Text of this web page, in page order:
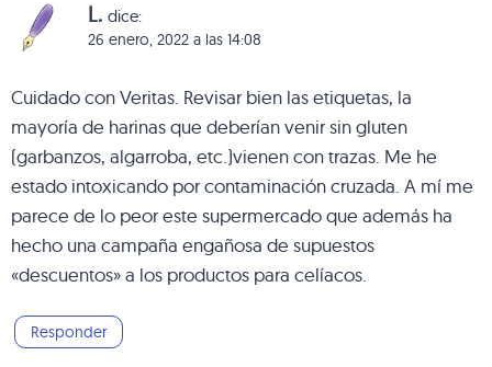
L. dice:
26 enero, 2022 a las 14:08
Cuidado con Veritas. Revisar bien las etiquetas, la
mayoría de harinas que deberían venir sin gluten
(garbanzos, algarroba, etc.)vienen con trazas. Me he
estado intoxicando por contaminación cruzada. A mí me
parece de lo peor este supermercado que además ha
hecho una campaña engañosa de supuestos
«descuentos» a los productos para celíacos.
Responder